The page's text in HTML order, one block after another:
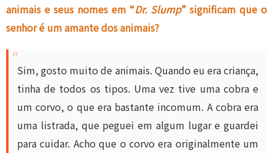
animais e seus nomes em “Dr. Slump” significam que o
senhor é um amante dos animais?
Sim, gosto muito de animais. Quando eu era criança,
tinha de todos os tipos. Uma vez tive uma cobra e
um corvo, o que era bastante incomum. A cobra era
uma listrada, que peguei em algum lugar e guardei
para cuidar. Acho que o corvo era originalmente um